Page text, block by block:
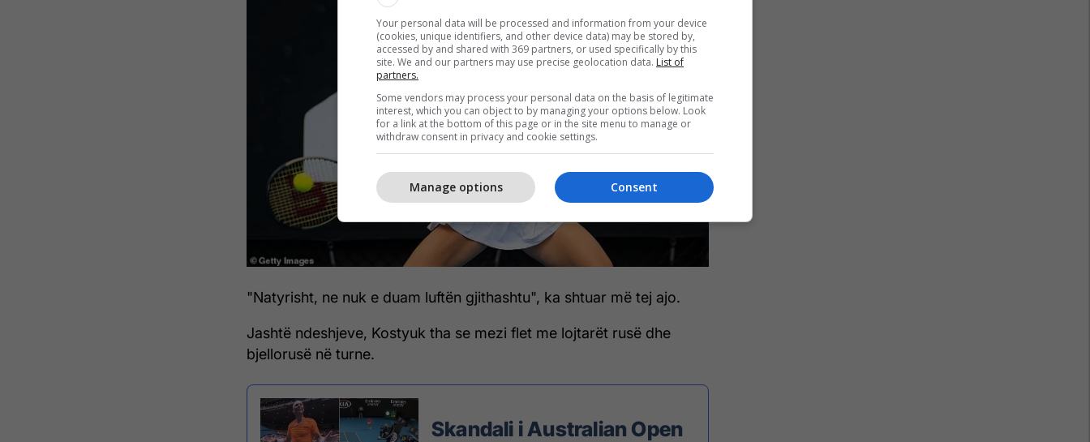
"Natyrisht, ne nuk e duam luftën gjithashtu", ka shtuar më tej ajo.
Jashtë ndeshjeve, Kostyuk tha se mezi flet me lojtarët rusë dhe
bjellorusë në turne.
Skandali i Australian Open
Your personal data will be processed and information from your device
(cookies, unique identifiers, and other device data) may be stored by,
accessed by and shared with 369 partners, or used specifically by this
site. We and our partners may use precise geolocation data. List of
partners.
Some vendors may process your personal data on the basis of legitimate
interest, which you can object to by managing your options below. Look
for a link at the bottom of this page or in the site menu to manage or
withdraw consent in privacy and cookie settings.
Consent
Manage options